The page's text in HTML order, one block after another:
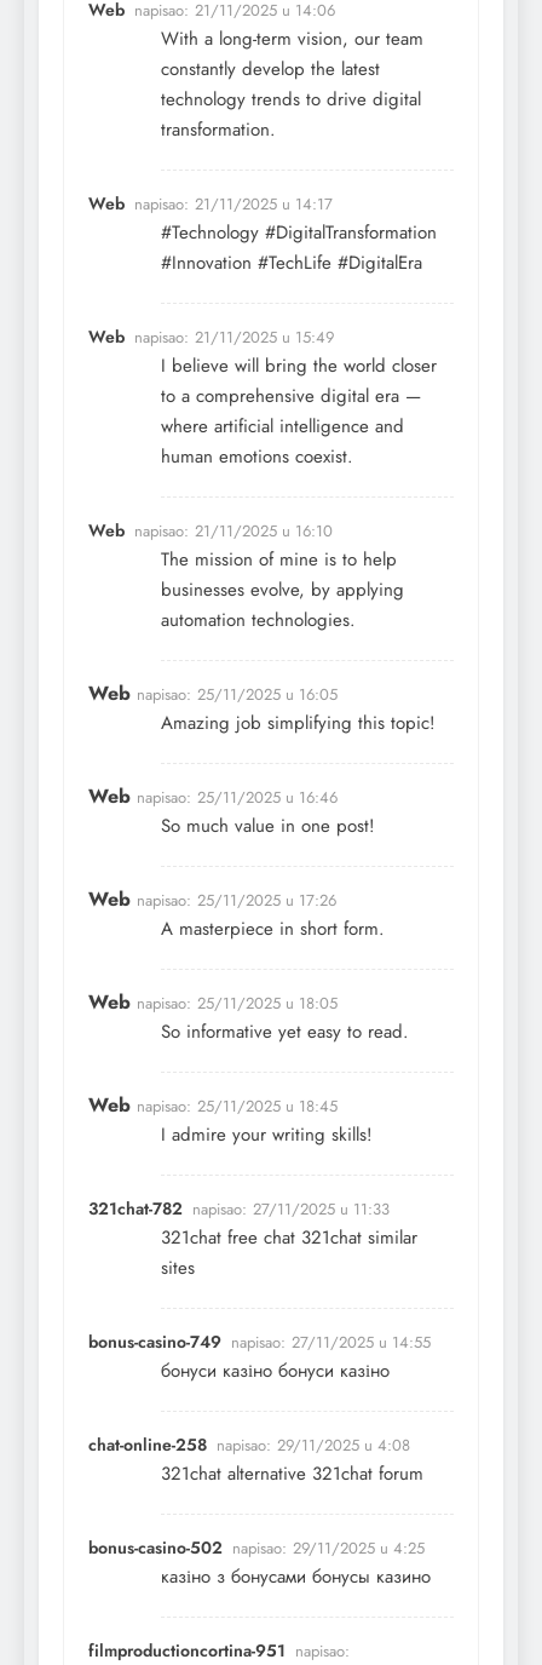
Web napisao: 21/11/2025 u 14:06
With a long-term vision, our team
constantly develop the latest
technology trends to drive digital
transformation.
Web napisao: 21/11/2025 u 14:17
#Technology #DigitalTransformation
#Innovation #TechLife #DigitalEra
Web napisao: 21/11/2025 u 15:49
I believe will bring the world closer
to a comprehensive digital era —
where artificial intelligence and
human emotions coexist.
Web napisao: 21/11/2025 u 16:10
The mission of mine is to help
businesses evolve, by applying
automation technologies.
Web napisao: 25/11/2025 u 16:05
Amazing job simplifying this topic!
Web napisao: 25/11/2025 u 16:46
So much value in one post!
Web napisao: 25/11/2025 u 17:26
A masterpiece in short form.
Web napisao: 25/11/2025 u 18:05
So informative yet easy to read.
Web napisao: 25/11/2025 u 18:45
I admire your writing skills!
321chat-782 napisao: 27/11/2025 u 11:33
321chat free chat 321chat similar
sites
bonus-casino-749 napisao: 27/11/2025 u 14:55
бонуси казіно бонуси казіно
chat-online-258 napisao: 29/11/2025 u 4:08
321chat alternative 321chat forum
bonus-casino-502 napisao: 29/11/2025 u 4:25
казіно з бонусами бонусы казино
filmproductioncortina-951 napisao: